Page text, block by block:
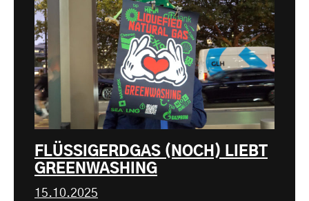
FLÜSSIGERDGAS (NOCH) LIEBT
GREENWASHING
15.10.2025